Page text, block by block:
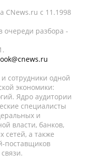
CNews.ru c 11.1998
очереди разбора -
сотрудники одной
экономики:
Ядро аудитории
специалисты
и
власти, банков,
а также
поставщиков